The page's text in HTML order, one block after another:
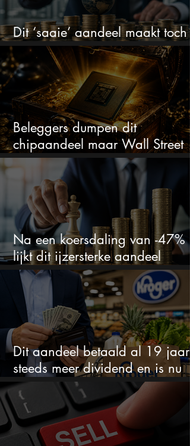
Dit ‘saaie’ aandeel maakt toch
bizar veel winst
Beleggers dumpen dit
chipaandeel maar Wall Street
ziet een zeldzame koopkans
Na een koersdaling van -47%
lijkt dit ijzersterke aandeel
aantrekkelijker dan ooit
Dit aandeel betaald al 19 jaar
steeds meer dividend en is nu
goedkoop